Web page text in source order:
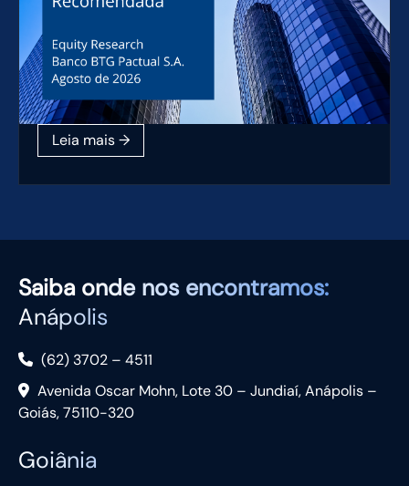
Saiba onde nos encontramos:
Anápolis
(62) 3702 – 4511
Avenida Oscar Mohn, Lote 30 – Jundiaí, Anápolis –
Goiás, 75110-320
Goiânia